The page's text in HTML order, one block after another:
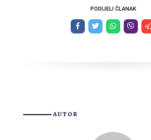
PODIJELI ČLANAK
AUTOR